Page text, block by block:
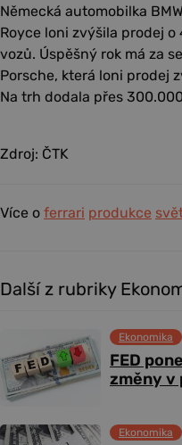
Německá automobilka
Royce loni zvýšila prodej
vozů. Úspěšný rok má za
Porsche, která loni prodej
Na trh dodala přes
Zdroj: ČTK
Více o ferrari produkce
Další z rubriky
FED
změny v
Ekonomika
Ekonomika